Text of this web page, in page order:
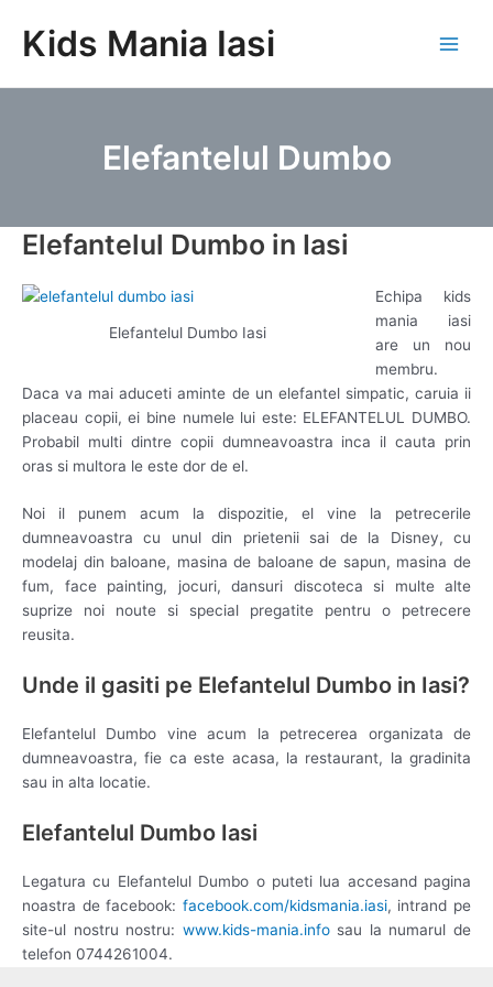
contentKids Mania Iasi
Elefantelul Dumbo
Elefantelul Dumbo in Iasi
Elefantelul Dumbo Iasi
Echipa kids
mania iasi
are un nou
membru.
Daca va mai aduceti aminte de un elefantel simpatic, caruia ii
placeau copii, ei bine numele lui este: ELEFANTELUL DUMBO.
Probabil multi dintre copii dumneavoastra inca il cauta prin
oras si multora le este dor de el.
Noi il punem acum la dispozitie, el vine la petrecerile
dumneavoastra cu unul din prietenii sai de la Disney, cu
modelaj din baloane, masina de baloane de sapun, masina de
fum, face painting, jocuri, dansuri discoteca si multe alte
suprize noi noute si special pregatite pentru o petrecere
reusita.
Unde il gasiti pe Elefantelul Dumbo in Iasi?
Elefantelul Dumbo vine acum la petrecerea organizata de
dumneavoastra, fie ca este acasa, la restaurant, la gradinita
sau in alta locatie.
Elefantelul Dumbo Iasi
Legatura cu Elefantelul Dumbo o puteti lua accesand pagina
noastra de facebook: facebook.com/kidsmania.iasi, intrand pe
site-ul nostru nostru: www.kids-mania.infosau la numarul de
telefon 0744261004.